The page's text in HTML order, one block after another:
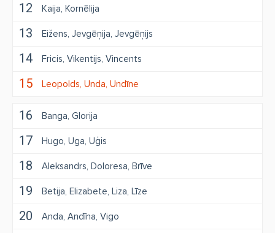
12 Kaija Kornēlija
13 Eižens Jevgēņija Jevgēņijs
14 Fricis Vikentijs Vincents
15 Leopolds Unda Undīne
16 Banga Glorija
17 Hugo Uga Uģis
18 Aleksandrs Doloresa Brīve
19 Betija Elizabete Liza Līze
20 Anda Andīna Vigo